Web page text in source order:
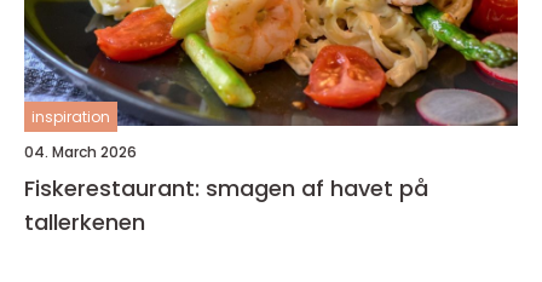
inspiration
04. March 2026
Fiskerestaurant: smagen af havet på
tallerkenen